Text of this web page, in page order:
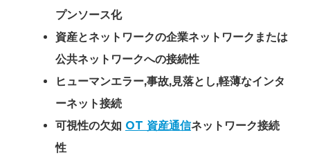
プンソース化
資産とネットワークの企業ネットワークまたは
公共ネットワークへの接続性
ヒューマンエラー,事故,見落とし,軽薄なインタ
ーネット接続
可視性の欠如 OT 資産通信ネットワーク接続
性